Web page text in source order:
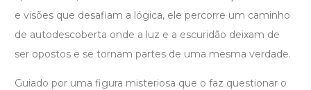
e visões que desafiam a lógica, ele percorre um caminho
de autodescoberta onde a luz e a escuridão deixam de
ser opostos e se tornam partes de uma mesma verdade.
Guiado por uma figura misteriosa que o faz questionar o